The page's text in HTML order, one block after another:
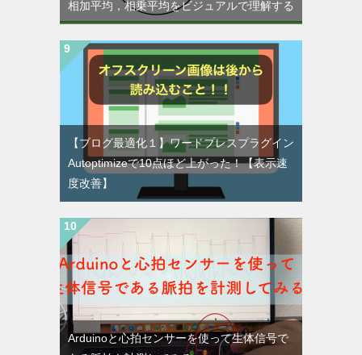
相加平均，相乗平均をビジュアルで理解する
【ブログ最適化１】ワードプレスプラグイン
Autoptimizeで10点ほど上がった！【表示速
度改善】
Arduinoと心拍センサーを使って生体信号で